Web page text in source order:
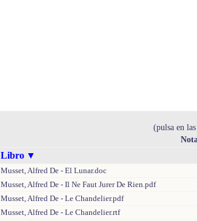
(pulsa en
Libro ▼
Musset, Alfred De - El Lunar.doc
Musset, Alfred De - Il Ne Faut Jurer De Rien.pdf
Musset, Alfred De - Le Chandelier.pdf
Musset, Alfred De - Le Chandelier.rtf